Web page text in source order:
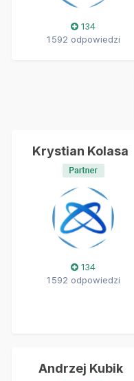
134
1 592 odpowiedzi
Krystian Kolasa
134
1 592 odpowiedzi
Andrzej Kubik